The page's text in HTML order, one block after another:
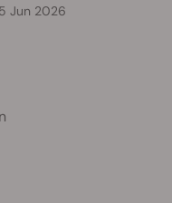
5 Jun 2026